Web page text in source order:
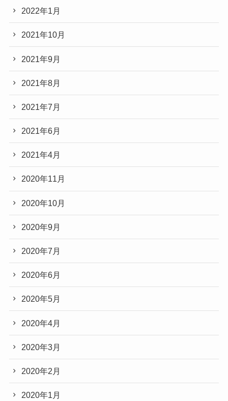
2022年1月
2021年10月
2021年9月
2021年8月
2021年7月
2021年6月
2021年4月
2020年11月
2020年10月
2020年9月
2020年7月
2020年6月
2020年5月
2020年4月
2020年3月
2020年2月
2020年1月